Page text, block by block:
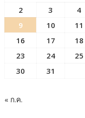
2
3 4
9
10 11
16
17 18
23
24 25
30
31
« ก.ค.